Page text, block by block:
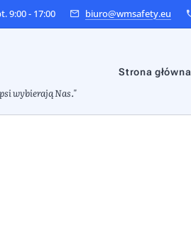
9:00 - 17:00 biuro@wmsafety.eu
wybierają Nas."
Strona główna